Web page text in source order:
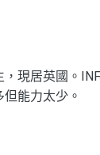
現居英國。
能力太少。